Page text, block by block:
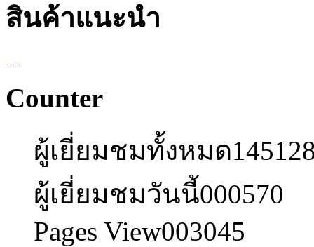
สินค้าแนะนำ
Counter
ผู้เยี่ยมชมทั้งหมด
ผู้เยี่ยมชมวันนี้000570
Pages View003045